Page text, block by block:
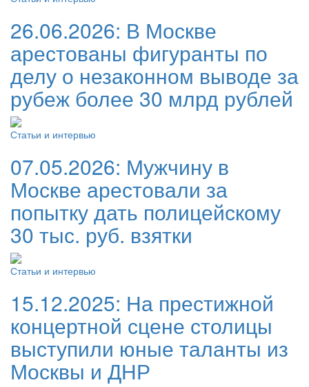
26.06.2026: В Москве
арестованы фигуранты по
делу о незаконном выводе за
рубеж более 30 млрд рублей
Статьи и интервью
07.05.2026: Мужчину в
Москве арестовали за
попытку дать полицейскому
30 тыс. руб. взятки
Статьи и интервью
15.12.2025: На престижной
концертной сцене столицы
выступили юные таланты из
Москвы и ДНР